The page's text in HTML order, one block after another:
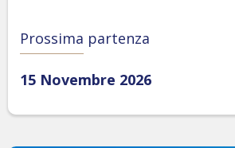
Prossima partenza
15 Novembre 2026